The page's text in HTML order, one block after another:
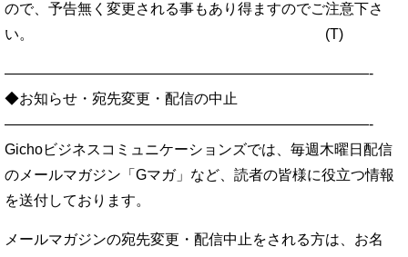
ので、予告無く変更される事もあり得ますのでご注意下さ
い。 (T)
—————————————————————————-
◆お知らせ・宛先変更・配信の中止
—————————————————————————-
Gichoビジネスコミュニケーションズでは、毎週木曜日配信
のメールマガジン「Gマガ」など、読者の皆様に役立つ情報
を送付しております。
メールマガジンの宛先変更・配信中止をされる方は、お名